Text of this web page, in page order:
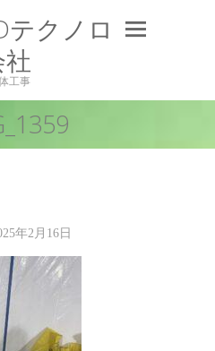
テクノロ
工事
年2月16日